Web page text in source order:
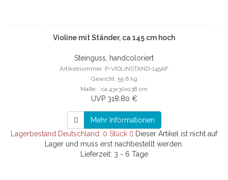
Violine mit Ständer, ca 145 cm hoch
Steinguss, handcoloriert
Artikelnummer: P-VIOLINSTAND-145AF
Gewicht: 55.6 kg
Maße: ca.43x30x138 cm
UVP 318,80 €
Mehr Informationen
Lagerbestand Deutschland: 0 Stück
Dieser Artikel ist nicht auf
Lager und muss erst nachbestellt werden.
Lieferzeit: 3 - 6 Tage